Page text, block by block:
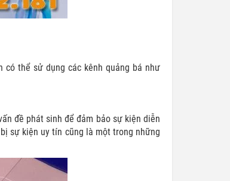
có thể sử dụng các kênh quảng bá như
đề phát sinh để đảm bảo sự kiện diễn
sự kiện uy tín cũng là một trong những